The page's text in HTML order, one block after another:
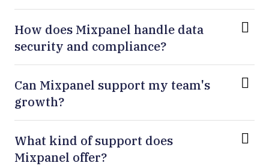
How does Mixpanel handle data
security and compliance?
Can Mixpanel support my team's
growth?
What kind of support does
Mixpanel offer?